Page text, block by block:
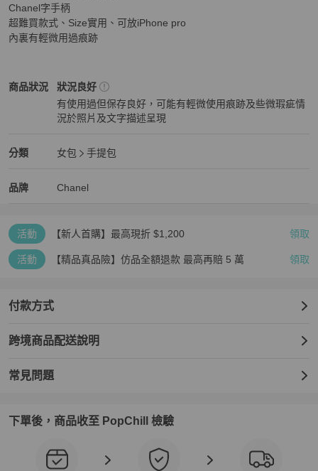
Chanel字手柄
超難買款式、Size實用、可放iPhone pro
內裏有輕微用過痕跡
商品狀況
Chanel女包商品狀態與細節
狀況良好
有使用過但保存良好，可能有輕微使用痕跡及些微瑕疵情
況於照片及文字描述呈現
分類
Chanel 女包分類資訊
女包
手提包
品牌
Chanel 精品女包品牌介紹
Chanel
Chanel 推薦清單
活動 【新人首購】最高現折 $1,200 領取
活動 【精品真品險】仿品全額退款 最高再賠 5 萬 領取
付款方式
跨境商品配送說明
常見問題
下單後，商品收至 PopChill 檢驗